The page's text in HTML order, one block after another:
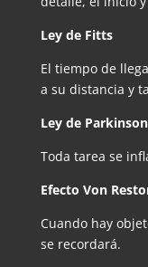
Ley de Fitts
El tiempo de
a su distancia y
Ley de Parkinson
Toda tarea se
Efecto Von
Cuando hay
se recordará.